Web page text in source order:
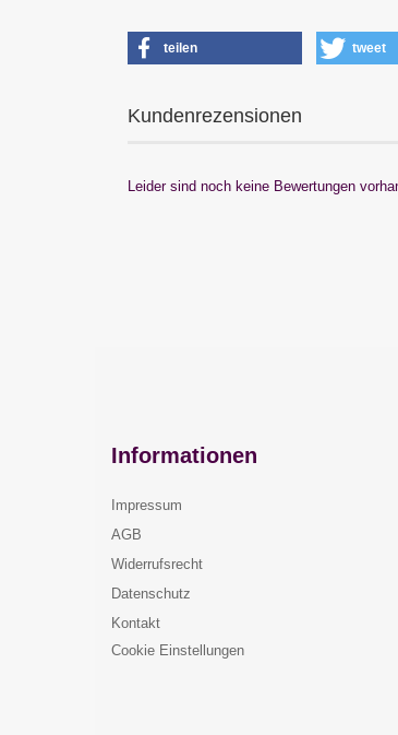
teilen tweet
Kundenrezensionen
Leider sind noch keine Bewertungen
Informationen
Impressum
AGB
Widerrufsrecht
Datenschutz
Kontakt
Cookie Einstellungen